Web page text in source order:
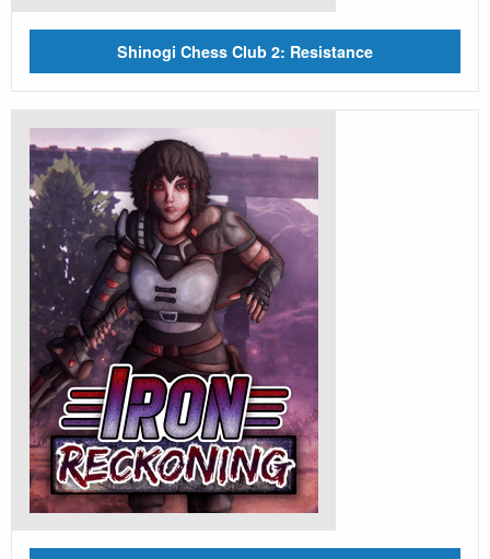
Shinogi Chess Club 2: Resistance